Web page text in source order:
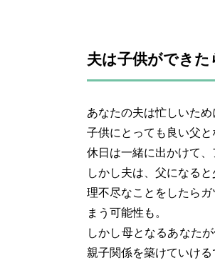
夫は子供ができた
あなたの夫は忙しいた
子供にとっても良い父
休日は一緒に出かけて
しかし夫は、父になる
理不尽なことをしたら
まう可能性も。
しかし母となるあなた
親子関係を築けていける